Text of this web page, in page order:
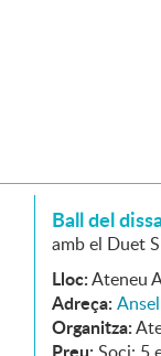
Ball del
amb el Duet
Lloc:Ateneu
Adreça:
Organitza: